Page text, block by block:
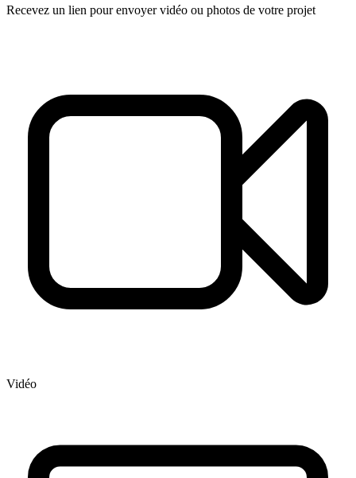
Recevez un lien pour envoyer vidéo ou photos de votre projet
Vidéo